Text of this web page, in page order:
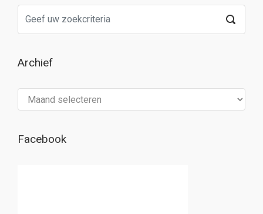
Archief
Facebook